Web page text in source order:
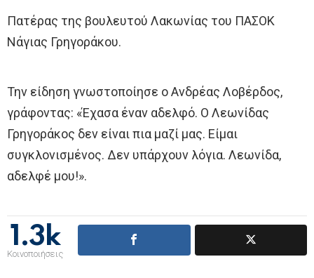
Πατέρας της βουλευτού Λακωνίας του ΠΑΣΟΚ
Νάγιας Γρηγοράκου.
Την είδηση γνωστοποίησε ο Ανδρέας Λοβέρδος,
γράφοντας: «Έχασα έναν αδελφό. Ο Λεωνίδας
Γρηγοράκος δεν είναι πια μαζί μας. Είμαι
συγκλονισμένος. Δεν υπάρχουν λόγια. Λεωνίδα,
αδελφέ μου!».
1.3k
Κοινοποιήσεις